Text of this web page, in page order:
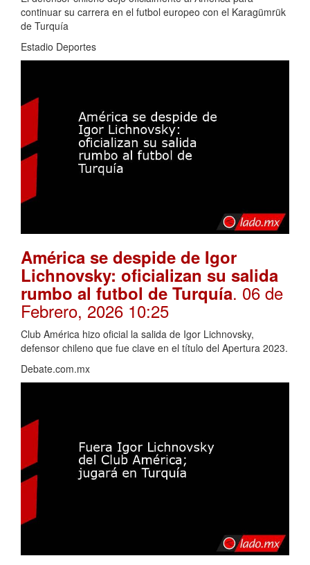
continuar su carrera en el futbol europeo con el Karagümrük
de Turquía
Estadio Deportes
América se despide de Igor
Lichnovsky: oficializan su salida
rumbo al futbol de Turquía. 06 de
Febrero, 2026 10:25
Club América hizo oficial la salida de Igor Lichnovsky,
defensor chileno que fue clave en el título del Apertura 2023.
Debate.com.mx